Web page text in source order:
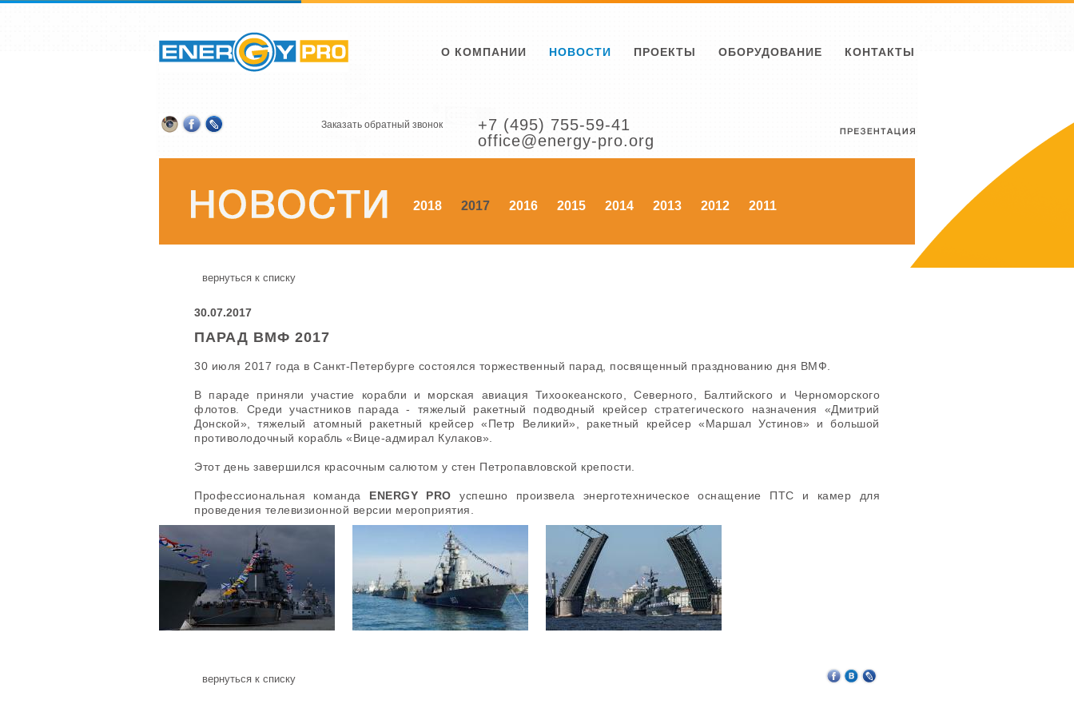
О КОМПАНИИ НОВОСТИ ПРОЕКТЫ ОБОРУДОВАНИЕ КОНТАКТЫ
Заказать обратный звонок
+7 (495) 755-59-41
office@energy-pro.org
2018 2017 2016 2015 2014 2013 2012 2011
вернуться к списку
30.07.2017
ПАРАД ВМФ 2017
30 июля 2017 года в Санкт-Петербурге состоялся торжественный парад, посвященный празднованию дня ВМФ.
В параде приняли участие корабли и морская авиация Тихоокеанского, Северного, Балтийского и Черноморского
флотов. Среди участников парада - тяжелый ракетный подводный крейсер стратегического назначения «Дмитрий
Донской», тяжелый атомный ракетный крейсер «Петр Великий», ракетный крейсер «Маршал Устинов» и большой
противолодочный корабль «Вице-адмирал Кулаков».
Этот день завершился красочным салютом у стен Петропавловской крепости.
Профессиональная команда ENERGY PRO успешно произвела энерготехническое оснащение ПТС и камер для
проведения телевизионной версии мероприятия.
вернуться к списку